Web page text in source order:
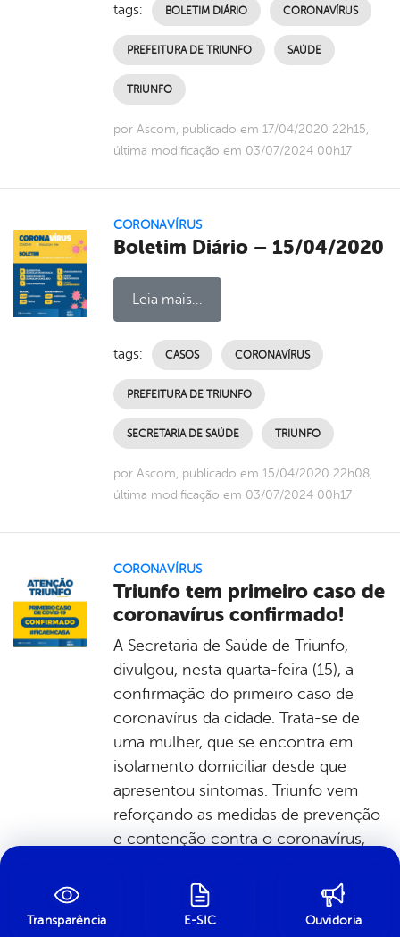
tags: BOLETIM DIÁRIO CORONAVÍRUS
PREFEITURA DE TRIUNFO SAÚDE
TRIUNFO
por Ascom, publicado em 17/04/2020 22h15,
última modificação em 03/07/2024 00h17
CORONAVÍRUS
Boletim Diário – 15/04/2020
Leia mais...
tags: CASOS CORONAVÍRUS
PREFEITURA DE TRIUNFO
SECRETARIA DE SAÚDE TRIUNFO
por Ascom, publicado em 15/04/2020 22h08,
última modificação em 03/07/2024 00h17
CORONAVÍRUS
Triunfo tem primeiro caso de
coronavírus confirmado!
A Secretaria de Saúde de Triunfo,
divulgou, nesta quarta-feira (15), a
confirmação do primeiro caso de
coronavírus da cidade. Trata-se de
uma mulher, que se encontra em
isolamento domiciliar desde que
apresentou sintomas. Triunfo vem
reforçando as medidas de prevenção
e contenção contra o coronavírus,
sanitários e fiscalizando o
cumprimento
Transparência E-SIC Ouvidoria